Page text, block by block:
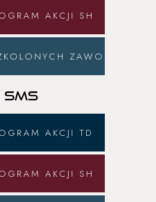
AKCJI SH
ZAWODNIKÓW
SMS
AKCJI TD
AKCJI SH